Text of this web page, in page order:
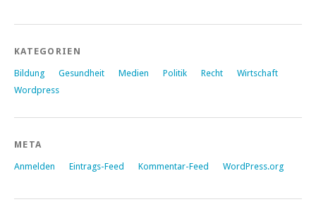
KATEGORIEN
Bildung Gesundheit Medien Politik Recht
Wirtschaft
Wordpress
META
Anmelden Eintrags-Feed Kommentar-Feed WordPress.org